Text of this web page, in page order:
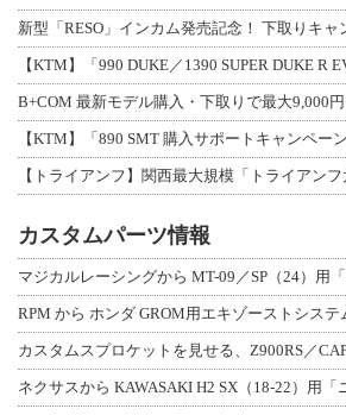
【KTM】「990 DUKE／1390 SUPER DUKE R
【KTM】「890 SMT 購入サポートキャンペー
カスタムパーツ情報
ネクサスから KAWASAKI H2 SX（18-22）用「